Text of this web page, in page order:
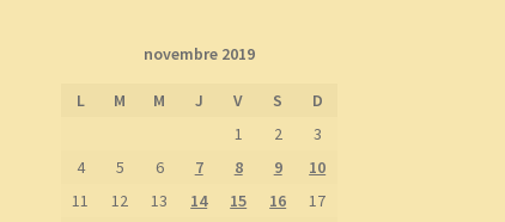
novembre 2019
L M M J V S
D
1
2
3
4
5 6 7 8 9
10
11
12 13 14 15 16
17